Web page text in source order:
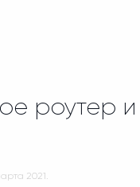
роутер
2021 .